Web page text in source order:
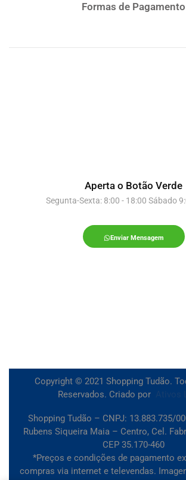
Formas de Pagamento
Aperta o Botão Verde
Segunta-Sexta: 8:00 - 18:00 Sábado
Enviar Mensagem
Copyright © 2021 Shopping Tudão.
Reservados. Criado por
Shopping Tudão – CNPJ: 13.883.735/
Rubens Siqueira Maia – Centro, Cel.
CEP 35.170-460
*Preços e condições de pagamento
compras via internet e televendas.